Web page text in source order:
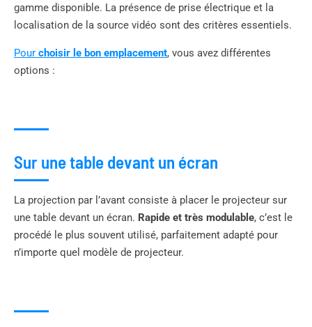
gamme disponible. La présence de prise électrique et la
localisation de la source vidéo sont des critères essentiels.
Pour choisir le bon emplacement, vous avez différentes
options :
Sur une table devant un écran
La projection par l’avant consiste à placer le projecteur sur
une table devant un écran. Rapide et très modulable, c’est le
procédé le plus souvent utilisé, parfaitement adapté pour
n’importe quel modèle de projecteur.